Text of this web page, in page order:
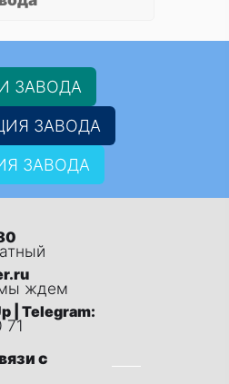
ЗАВОДА
ЗАВОДА
ЗАВОДА
ждем
| Telegram:
71
с